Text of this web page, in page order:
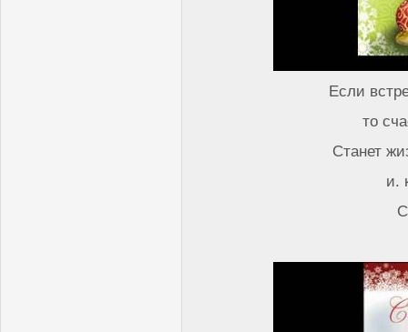
Если
то
Станет
и.